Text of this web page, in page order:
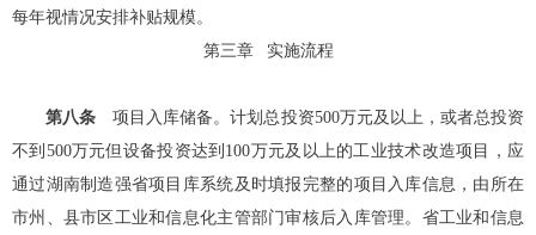
每年视情况安排补贴规模。
第三章
实施流程
第八条 项目入库储备。计划总投资500万元及以上，或者总投资
不到500万元但设备投资达到100万元及以上的工业技术改造项目，应
通过湖南制造强省项目库系统及时填报完整的项目入库信息，由所在
市州、县市区 工业和信息化主管部门审核后入库管理。 省工业和信息